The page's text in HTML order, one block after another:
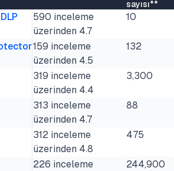
sayısı**
590 inceleme
üzerinden 4.7
10
159 inceleme
üzerinden 4.5
132
319 inceleme
üzerinden 4.4
3,300
313 inceleme
üzerinden 4.7
88
312 inceleme
üzerinden 4.8
475
226 inceleme
244,900